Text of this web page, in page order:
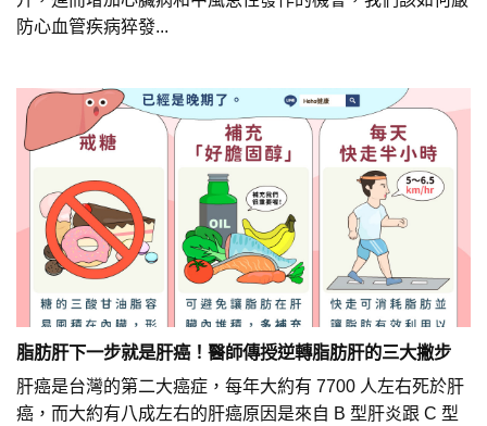
防心血管疾病猝發...
脂肪肝下一步就是肝癌！醫師傳授逆轉脂肪肝的三大撇步
肝癌是台灣的第二大癌症，每年大約有 7700 人左右死於肝
癌，而大約有八成左右的肝癌原因是來自 B 型肝炎跟 C 型